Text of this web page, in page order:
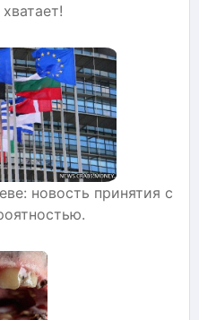
новость принятия с